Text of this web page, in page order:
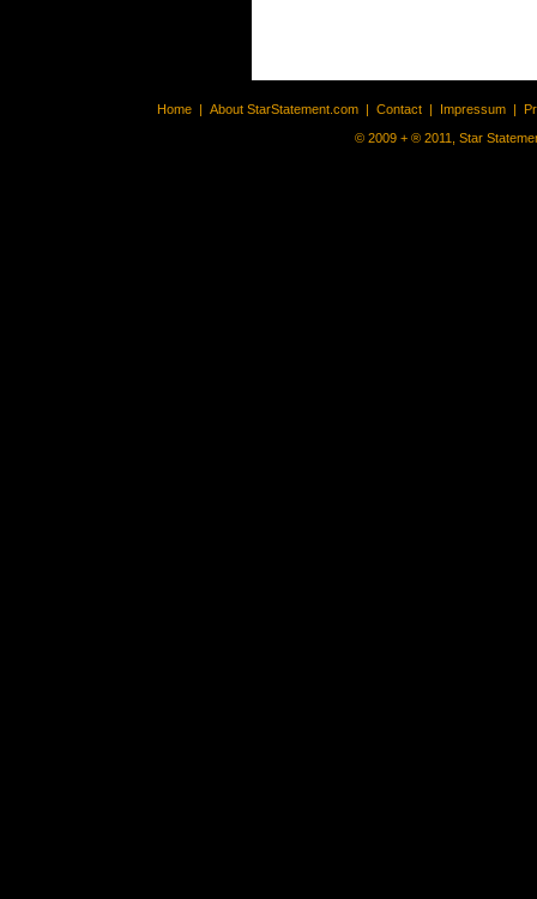
Home | About StarStatement.com | Contact | Impressum |
© 2009 + ® 2011, Star